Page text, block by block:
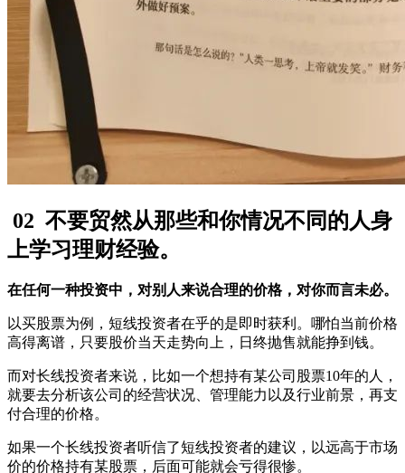
02 不要贸然从那些和你情况不同的人身
上学习理财经验。
在任何一种投资中，对别人来说合理的价格，对你而言未必。
以买股票为例，短线投资者在乎的是即时获利。哪怕当前价格
高得离谱，只要股价当天走势向上，日终抛售就能挣到钱。
而对长线投资者来说，比如一个想持有某公司股票10年的人，
就要去分析该公司的经营状况、管理能力以及行业前景，再支
付合理的价格。
如果一个长线投资者听信了短线投资者的建议，以远高于市场
价的价格持有某股票，后面可能就会亏得很惨。